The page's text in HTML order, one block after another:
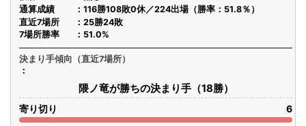
通算成績
116勝108敗0休／224出場（勝率：51.8％）
直近7場所
25勝24敗
7場所勝率
51.0%
決まり手傾向（直近7場所）
隈ノ竜が勝ちの決まり手（18勝）
寄り切り 6